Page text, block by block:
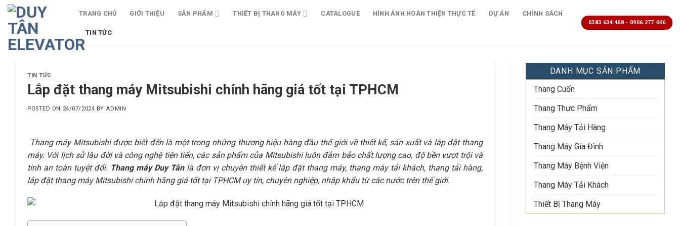
Skip
content
TRANG CHỦ GIỚI THIỆU SẢN PHẨM THIẾT BỊ THANG MÁY CATALOGUE HÌNH ẢNH HOÀN THIỆN THỰC TẾ DỰ ÁN CHÍNH SÁCH
TIN TỨC
0383.634.468 - 0906.277.446
TIN TỨC
Lắp đặt thang máy Mitsubishi chính hãng giá tốt tại TPHCM
POSTED ON 24/07/2024 BYADMIN
Thang máy Mitsubishi được biết đến là một trong những thương hiệu hàng đầu thế giới về thiết kế, sản xuất và lắp đặt thang
máy. Với lịch sử lâu đời và công nghệ tiên tiến, các sản phẩm của Mitsubishi luôn đảm bảo chất lượng cao, độ bền vượt trội và
tính an toàn tuyệt đối. Thang máy Duy Tânlà đơn vị chuyên thiết kế lắp đặt thang máy, thang máy tải khách, thang tải hàng,
lắp đặt thang máy Mitsubishi chính hãng giá tốt tại TPHCM uy tín, chuyên nghiệp, nhập khẩu từ các nước trên thế giới.
DANH MỤC SẢN PHẨM
Thang Cuốn
Thang Thực Phẩm
Thang Máy Tải Hàng
Thang Máy Gia Đình
Thang Máy Bệnh Viện
Thang Máy Tải Khách
Thiết Bị Thang Máy